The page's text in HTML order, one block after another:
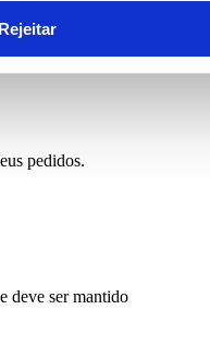
Rejeitar
pedidos.
deve ser mantido